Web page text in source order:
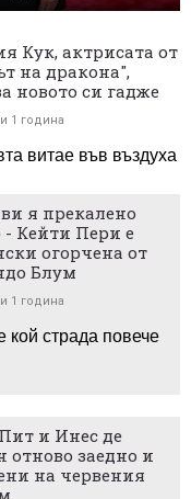
Кук, актрисата от
на дракона",
новото си гадже
1 година
витае във въздуха
я прекалено
- Кейти Пери е
огорчена от
Блум
1 година
кой страда повече
и Инес де
отново заедно и
на червения